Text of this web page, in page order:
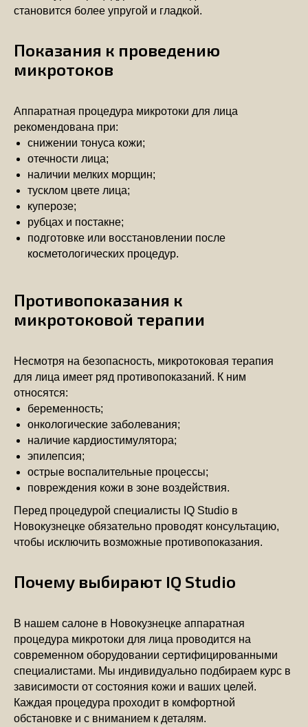
становится более упругой и гладкой.
Показания к проведению
микротоков
Аппаратная процедура микротоки для лица
рекомендована при:
снижении тонуса кожи;
отечности лица;
наличии мелких морщин;
тусклом цвете лица;
куперозе;
рубцах и постакне;
подготовке или восстановлении после
косметологических процедур.
Противопоказания к
микротоковой терапии
Несмотря на безопасность, микротоковая терапия
для лица имеет ряд противопоказаний. К ним
относятся:
беременность;
онкологические заболевания;
наличие кардиостимулятора;
эпилепсия;
острые воспалительные процессы;
повреждения кожи в зоне воздействия.
Перед процедурой специалисты IQ Studio в
Новокузнецке обязательно проводят консультацию,
чтобы исключить возможные противопоказания.
Почему выбирают IQ Studio
В нашем салоне в Новокузнецке аппаратная
процедура микротоки для лица проводится на
современном оборудовании сертифицированными
специалистами. Мы индивидуально подбираем курс в
зависимости от состояния кожи и ваших целей.
Каждая процедура проходит в комфортной
обстановке и с вниманием к деталям.